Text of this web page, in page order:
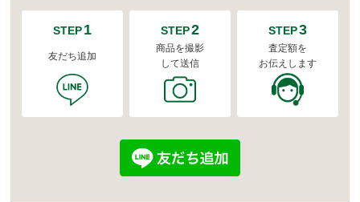
STEP1
友だち追加
STEP2
商品を撮影
して送信
STEP3
査定額を
お伝えします